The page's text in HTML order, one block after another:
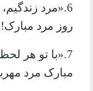
6.«مرد
روز مرد
7.«با تو هر
مبارک مرد